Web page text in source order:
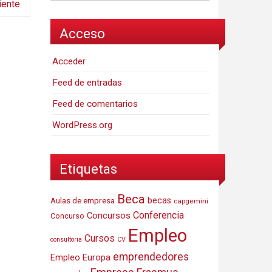
Acceso
Acceder
Feed de entradas
Feed de comentarios
WordPress.org
Etiquetas
Aulas de empresa Beca becas capgemini
Concurso Concursos Conferencia
consultoria Cursos CV Empleo
Empleo Europa emprendedores